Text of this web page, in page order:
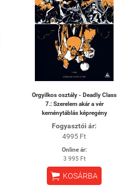
Orgyilkos osztály - Deadly Class
7.: Szerelem akár a vér
keménytáblás képregény
Fogyasztói ár:
4995 Ft
Online ár:
3 995 Ft
 KOSÁRBA